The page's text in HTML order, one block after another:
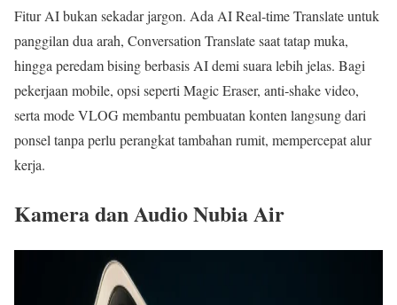
Fitur AI bukan sekadar jargon. Ada AI Real‑time Translate untuk
panggilan dua arah, Conversation Translate saat tatap muka,
hingga peredam bising berbasis AI demi suara lebih jelas. Bagi
pekerjaan mobile, opsi seperti Magic Eraser, anti‑shake video,
serta mode VLOG membantu pembuatan konten langsung dari
ponsel tanpa perlu perangkat tambahan rumit, mempercepat alur
kerja.
Kamera dan Audio Nubia Air